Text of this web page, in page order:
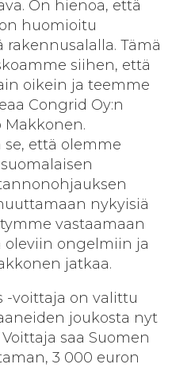
On hienoa, että
huomioitu
Tämä
siihen, että
oikein ja teemme
Congrid Oy:n
että olemme
nykyisiä
vastaamaan
oleviin ongelmiin ja
jatkaa.
-voittaja on valittu
joukosta nyt
saa Suomen
3 000 euron